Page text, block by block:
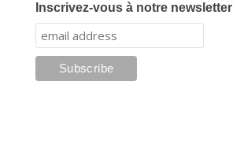
Inscrivez-vous à notre newsletter